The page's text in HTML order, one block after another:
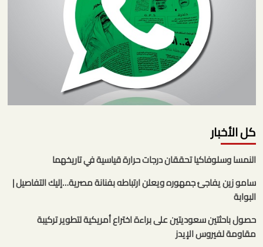
كل الأخبار
النمسا وسلوفاكيا تحققان درجات حرارة قياسية في تاريخهما
سامو زين يفاجئ جمهوره ويعلن ارتباطه بفنانة مصرية…إليك التفاصيل |
البوابة
حصول باحثتين سعوديتين على براءة اختراع أمريكية لتطوير تركيبة
مقاومة لفيروس الإيدز